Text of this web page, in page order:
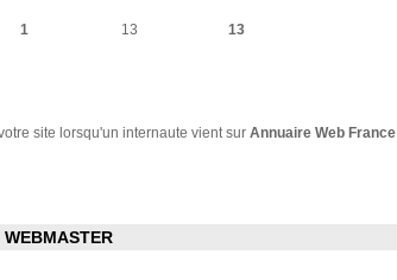
1 13 13
site lorsqu'un internaute vient sur Annuaire Web France